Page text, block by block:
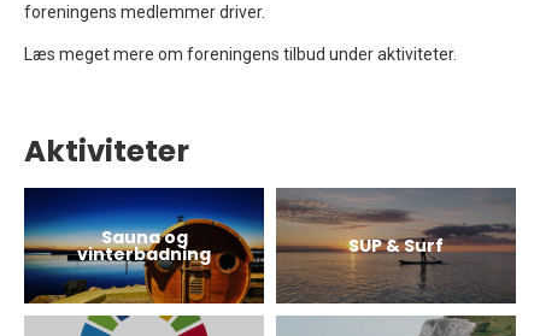
foreningens medlemmer driver.
Læs meget mere om foreningens tilbud under aktiviteter.
Aktiviteter
Sauna og
vinterbadning SUP & Surf